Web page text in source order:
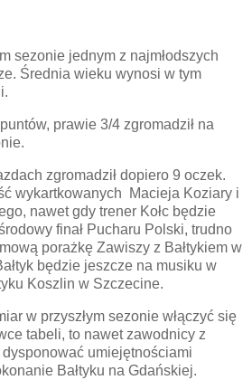
sezonie jednym z najmłodszych
Średnia wieku wynosi w tym
prawie 3/4 zgromadził na
zgromadził dopiero 9 oczek.
wykartkowanych Macieja Koziary i
nawet gdy trener Kołc będzie
finał Pucharu Polski, trudno
porażkę Zawiszy z Bałtykiem w
będzie jeszcze na musiku w
Koszlin w Szczecine.
w przyszłym sezonie włączyć się
tabeli, to nawet zawodnicy z
umiejętnościami
Bałtyku na Gdańskiej.